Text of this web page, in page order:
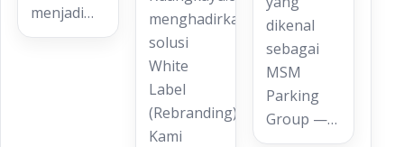
menjadi…
menghadirkan
solusi
White
Label
(Rebranding).
Kami
dikenal
sebagai
MSM
Parking
Group —…